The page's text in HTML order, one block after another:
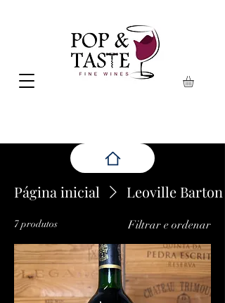
Página inicial Leoville Barton
7 produtos Filtrar e ordenar